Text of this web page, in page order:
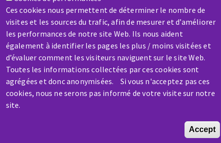
Ces cookies nous permettent de déterminer le nombre de
visites et les sources du trafic, afin de mesurer et d’améliorer
les performances de notre site Web. Ils nous aident
également à identifier les pages les plus / moins visitées et
d’évaluer comment les visiteurs naviguent sur le site Web.
Toutes les informations collectées par ces cookies sont
agrégées et donc anonymisées. Si vous n'acceptez pas ces
cookies, nous ne serons pas informé de votre visite sur notre
site.
Accept
Skip
to
main
content